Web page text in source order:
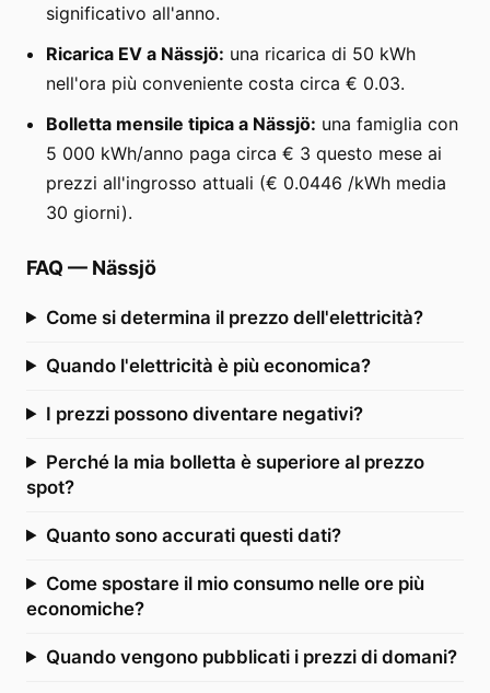
significativo all'anno.
Ricarica EV a Nässjö: una ricarica di 50 kWh
nell'ora più conveniente costa circa € 0.03.
Bolletta mensile tipica a Nässjö: una famiglia con
5 000 kWh/anno paga circa € 3 questo mese ai
prezzi all'ingrosso attuali (€ 0.0446 /kWh media
30 giorni).
FAQ — Nässjö
Come si determina il prezzo dell'elettricità?
Quando l'elettricità è più economica?
I prezzi possono diventare negativi?
Perché la mia bolletta è superiore al prezzo
spot?
Quanto sono accurati questi dati?
Come spostare il mio consumo nelle ore più
economiche?
Quando vengono pubblicati i prezzi di domani?